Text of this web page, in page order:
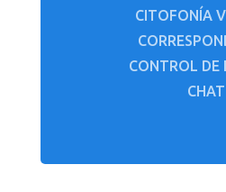
CITOFONÍA
CONTROL DE
CHAT